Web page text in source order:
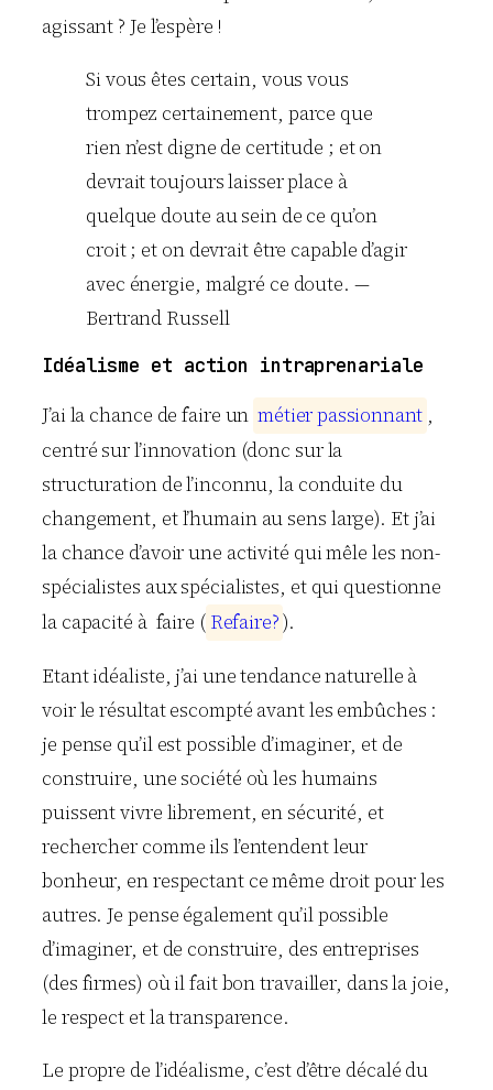
agissant ? Je l’espère !
Si vous êtes certain, vous vous
trompez certainement, parce que
rien n’est digne de certitude ; et on
devrait toujours laisser place à
quelque doute au sein de ce qu’on
croit ; et on devrait être capable d’agir
avec énergie, malgré ce doute. —
Bertrand Russell
Idéalisme et action intraprenariale
J’ai la chance de faire un métierpassionnant ,
centré sur l’innovation (donc sur la
structuration de l’inconnu, la conduite du
changement, et l’humain au sens large). Et j’ai
la chance d’avoir une activité qui mêle les non-
spécialistes aux spécialistes, et qui questionne
la capacité à faire ( Refaire?).
Etant idéaliste, j’ai une tendance naturelle à
voir le résultat escompté avant les embûches :
je pense qu’il est possible d’imaginer, et de
construire, une société où les humains
puissent vivre librement, en sécurité, et
rechercher comme ils l’entendent leur
bonheur, en respectant ce même droit pour les
autres. Je pense également qu’il possible
d’imaginer, et de construire, des entreprises
(des firmes) où il fait bon travailler, dans la joie,
le respect et la transparence.
Le propre de l’idéalisme, c’est d’être décalé du